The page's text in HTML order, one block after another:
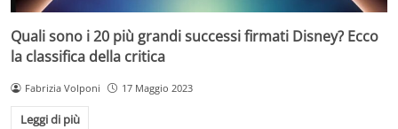
Quali sono i 20 più grandi successi firmati Disney? Ecco
la classifica della critica
Fabrizia Volponi 17 Maggio 2023
Leggi di più